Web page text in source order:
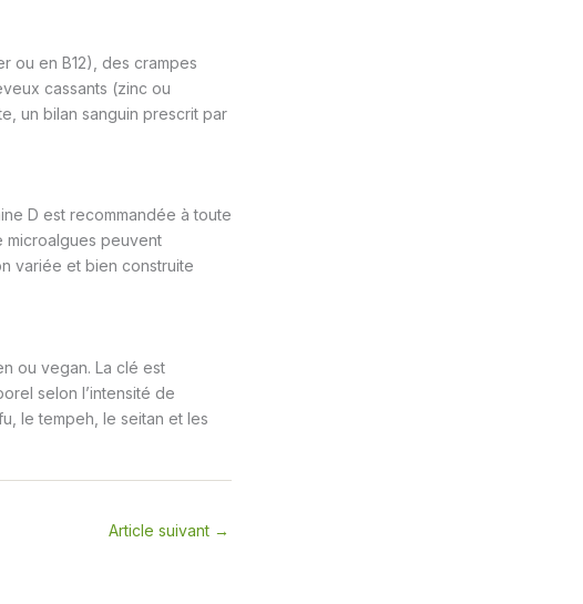
ou en B12), des crampes
cassants (zinc ou
un bilan sanguin prescrit par
D est recommandée à toute
microalgues peuvent
variée et bien construite
ou vegan. La clé est
selon l’intensité de
le tempeh, le seitan et les
Article suivant →